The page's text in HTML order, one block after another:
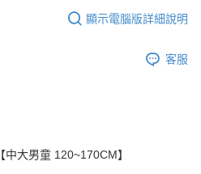
顯示電腦版詳細說明
客服
【中大男童 120~170CM】